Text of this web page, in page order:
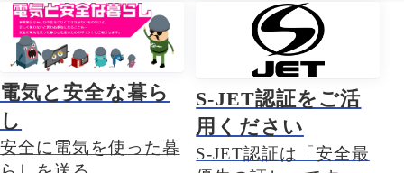
電気と安全な暮ら
し
安全に電気を使った暮
S-JET認証をご活
用ください
S-JET認証は「安全最